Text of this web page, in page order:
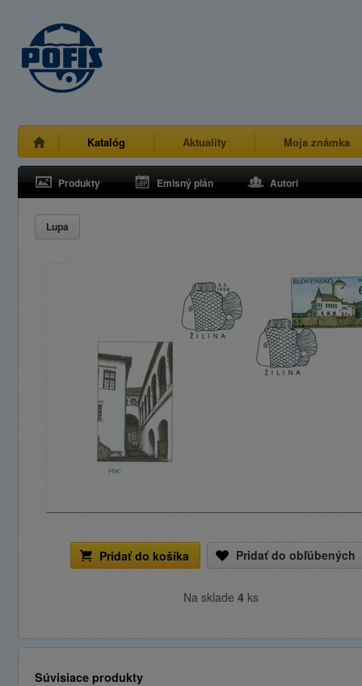
Katalóg Aktuality Moja známka
Produkty Emisný plán Autori
Lupa
Pridať do košíka Pridať do obľúbených
Na sklade 4ks
Súvisiace produkty